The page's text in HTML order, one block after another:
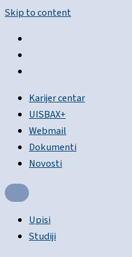
Skip to content
Karijer centar
UISBAX+
Webmail
Dokumenti
Novosti
Upisi
Studiji